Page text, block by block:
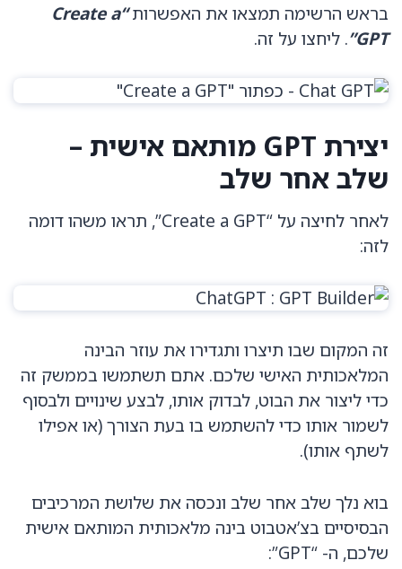
בראש הרשימה תמצאו את האפשרות “Create a
GPT” . ליחצו על זה.
יצירת GPT מותאם אישית –
שלב אחר שלב
לאחר לחיצה על “Create a GPT”, תראו משהו דומה
לזה:
זה המקום שבו תיצרו ותגדירו את עוזר הבינה
המלאכותית האישי שלכם. אתם תשתמשו בממשק זה
כדי ליצור את הבוט, לבדוק אותו, לבצע שינויים ולבסוף
לשמור אותו כדי להשתמש בו בעת הצורך (או אפילו
לשתף אותו).
בוא נלך שלב אחר שלב ונכסה את שלושת המרכיבים
הבסיסיים בצ’אטבוט בינה מלאכותית המותאם אישית
שלכם, ה- “GPT”: